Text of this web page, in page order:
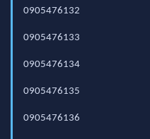
0905476132
0905476133
0905476134
0905476135
0905476136